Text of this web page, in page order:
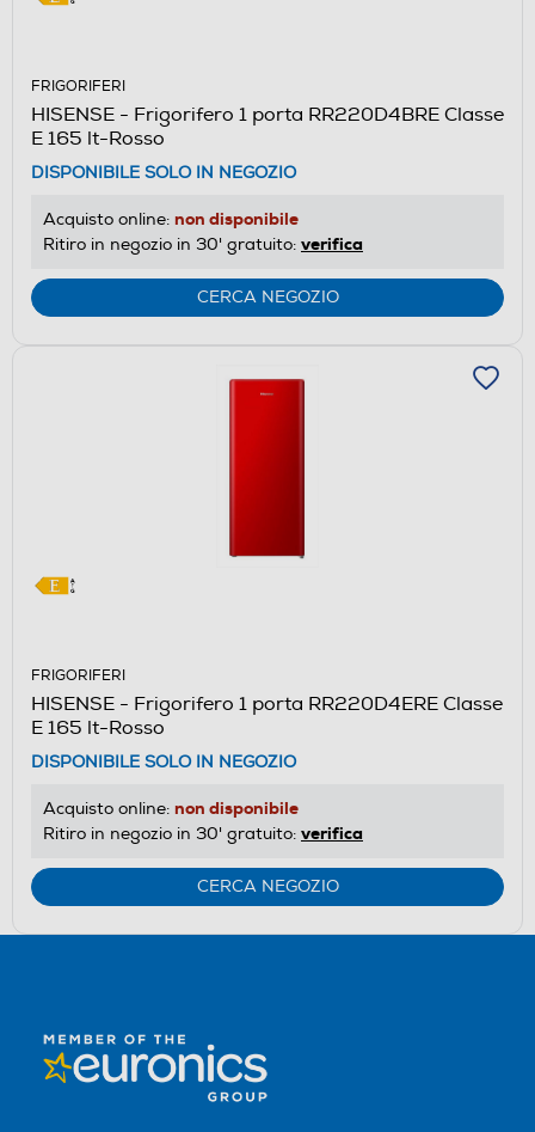
FRIGORIFERI
HISENSE - Frigorifero 1 porta RR220D4BRE Classe
E 165 lt-Rosso
DISPONIBILE SOLO IN NEGOZIO
Acquisto online: non disponibile
Ritiro in negozio in 30' gratuito: verifica
CERCA NEGOZIO
FRIGORIFERI
HISENSE - Frigorifero 1 porta RR220D4ERE Classe
E 165 lt-Rosso
DISPONIBILE SOLO IN NEGOZIO
Acquisto online: non disponibile
Ritiro in negozio in 30' gratuito: verifica
CERCA NEGOZIO